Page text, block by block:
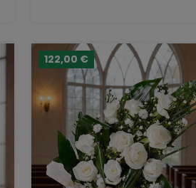
122,00 €